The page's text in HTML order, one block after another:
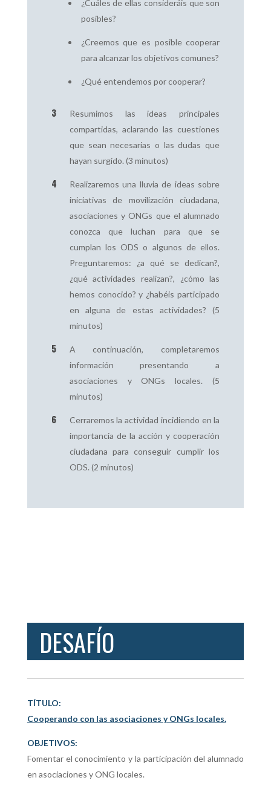
¿Cuáles de ellas consideráis que son
posibles?
¿Creemos que es posible cooperar
para alcanzar los objetivos comunes?
¿Qué entendemos por cooperar?
Resumimos las ideas principales
compartidas, aclarando las cuestiones
que sean necesarias o las dudas que
hayan surgido. (3 minutos)
Realizaremos una lluvia de ideas sobre
iniciativas de movilización ciudadana,
asociaciones y ONGs que el alumnado
conozca que luchan para que se
cumplan los ODS o algunos de ellos.
Preguntaremos: ¿a qué se dedican?,
¿qué actividades realizan?, ¿cómo las
hemos conocido? y ¿habéis participado
en alguna de estas actividades? (5
minutos)
A continuación, completaremos
información presentando a
asociaciones y ONGs locales. (5
minutos)
Cerraremos la actividad incidiendo en la
importancia de la acción y cooperación
ciudadana para conseguir cumplir los
ODS. (2 minutos)
DESAFÍO
TÍTULO:
Cooperando con las asociaciones y ONGs locales.
OBJETIVOS:
Fomentar el conocimiento y la participación del alumnado
en asociaciones y ONG locales.